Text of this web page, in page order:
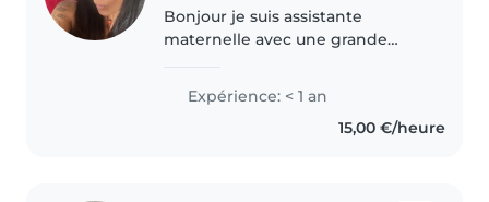
Bonjour je suis assistante
maternelle avec une grande
tout âges je suis douce à l écoute
attentionnée et respecte le
rythme de l enfant :sommeil
Expérience: < 1 an
15,00 €/heure